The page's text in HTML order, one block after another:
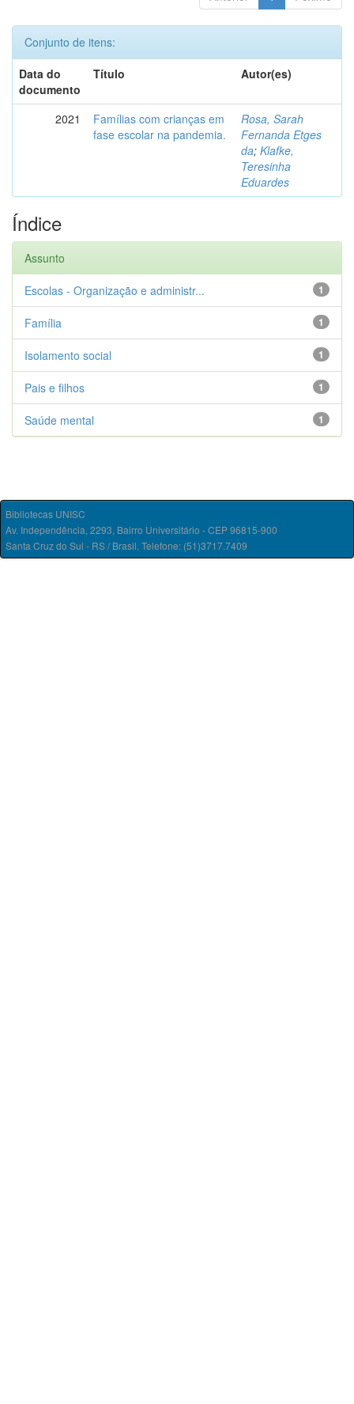
Conjunto de itens:
Data do
documento
Título Autor(es)
2021
Famílias com crianças em
fase escolar na pandemia.
Rosa, Sarah
Fernanda Etges
da; Klafke,
Teresinha
Eduardes
Índice
Assunto
1
Escolas - Organização e administr...
1
Família
1
Isolamento social
1
Pais e filhos
1
Saúde mental
Bibliotecas UNISC
Av. Independência, 2293, Bairro Universitário - CEP 96815-900
Santa Cruz do Sul - RS / Brasil. Telefone: (51)3717.7409